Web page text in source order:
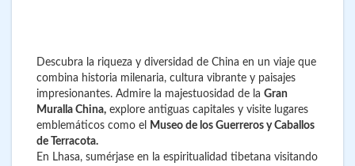
Descubra la riqueza y diversidad de China en un viaje que
combina historia milenaria, cultura vibrante y paisajes
impresionantes. Admire la majestuosidad de la Gran
Muralla China, explore antiguas capitales y visite lugares
emblemáticos como el
Museo de los Guerreros y Caballos
de Terracota.
En Lhasa, sumérjase en la espiritualidad tibetana visitando